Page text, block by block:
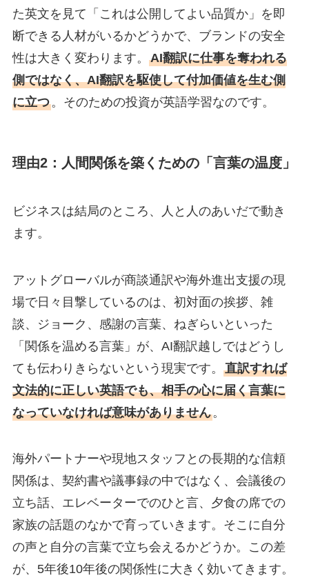
た英文を見て「これは公開してよい品質か」を即
断できる人材がいるかどうかで、ブランドの安全
性は大きく変わります。 AI翻訳に仕事を奪われる
側ではなく、AI翻訳を駆使して付加価値を生む側
に立つ。そのための投資が英語学習なのです。
理由2：人間関係を築くための「言葉の温度」
ビジネスは結局のところ、人と人のあいだで動き
ます。
アットグローバルが商談通訳や海外進出支援の現
場で日々目撃しているのは、初対面の挨拶、雑
談、ジョーク、感謝の言葉、ねぎらいといった
「関係を温める言葉」が、AI翻訳越しではどうし
ても伝わりきらないという現実です。 直訳すれば
文法的に正しい英語でも、相手の心に届く言葉に
なっていなければ意味がありません。
海外パートナーや現地スタッフとの長期的な信頼
関係は、契約書や議事録の中ではなく、会議後の
立ち話、エレベーターでのひと言、夕食の席での
家族の話題のなかで育っていきます。そこに自分
の声と自分の言葉で立ち会えるかどうか。この差
が、5年後10年後の関係性に大きく効いてきます。